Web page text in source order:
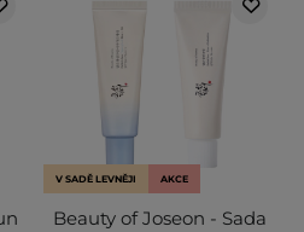
V SADĚ LEVNĚJI AKCE
Beauty of Joseon - Sada